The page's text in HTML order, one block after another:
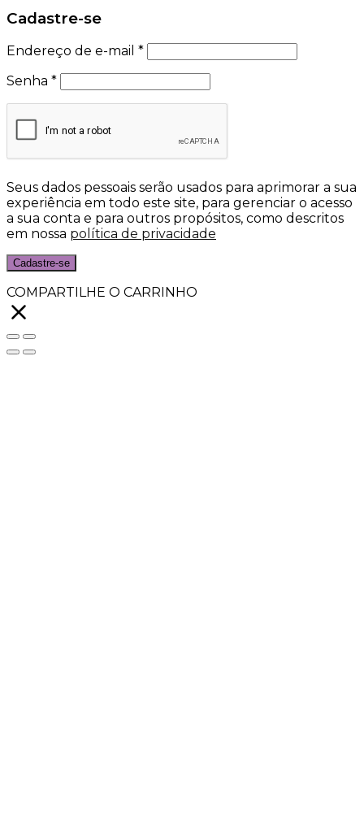
Cadastre-se
Endereço de e-mail *
Senha *
Seus dados pessoais serão usados para aprimorar a sua
experiência em todo este site, para gerenciar o acesso
a sua conta e para outros propósitos, como descritos
em nossa política de privacidade
Cadastre-se
COMPARTILHE O CARRINHO